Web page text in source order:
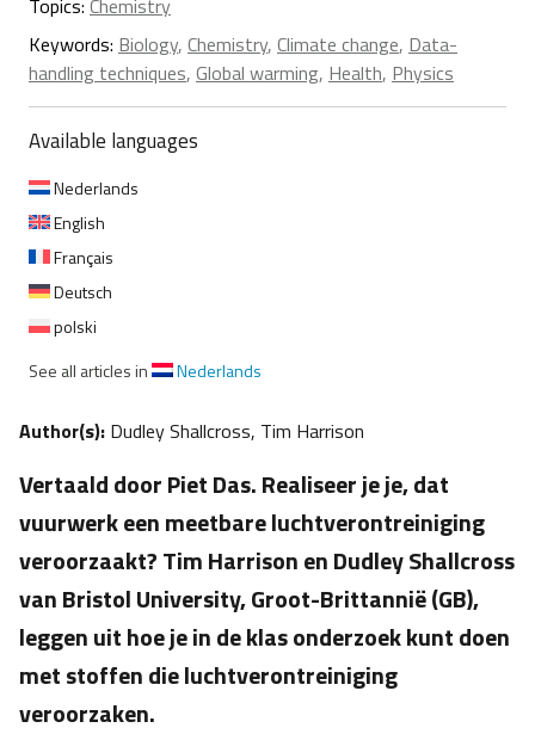
Topics: Chemistry
Keywords: Biology, Chemistry, Climate change, Data-
handling techniques, Global warming, Health, Physics
Available languages
Nederlands
English
Français
Deutsch
polski
See all articles in
Nederlands
Author(s): Dudley Shallcross, Tim Harrison
Vertaald door Piet Das. Realiseer je je, dat
vuurwerk een meetbare luchtverontreiniging
veroorzaakt? Tim Harrison en Dudley Shallcross
van Bristol University, Groot-Brittannië (GB),
leggen uit hoe je in de klas onderzoek kunt doen
met stoffen die luchtverontreiniging
veroorzaken.